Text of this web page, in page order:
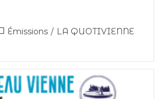
Émissions / LA QUOTIVIENNE